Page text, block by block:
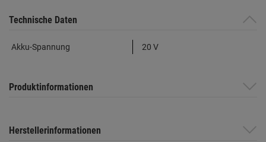
Technische Daten
Akku-Spannung 20 V
Produktinformationen
Herstellerinformationen